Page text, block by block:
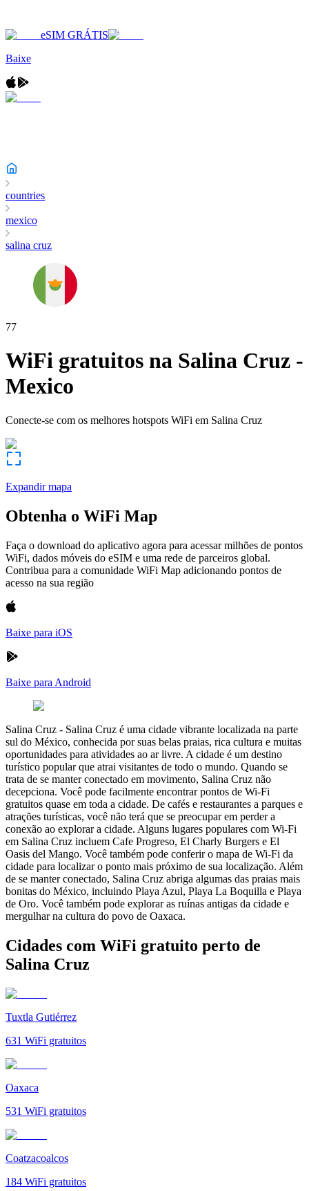
eSIM GRÁTIS
Baixe
countries
mexico
salina cruz
77
WiFi gratuitos na Salina Cruz -
Mexico
Conecte-se com os melhores hotspots WiFi em Salina Cruz
Expandir mapa
Obtenha o WiFi Map
Faça o download do aplicativo agora para acessar milhões de pontos
WiFi, dados móveis do eSIM e uma rede de parceiros global.
Contribua para a comunidade WiFi Map adicionando pontos de
acesso na sua região
Baixe para iOS
Baixe para Android
Salina Cruz - Salina Cruz é uma cidade vibrante localizada na parte
sul do México, conhecida por suas belas praias, rica cultura e muitas
oportunidades para atividades ao ar livre. A cidade é um destino
turístico popular que atrai visitantes de todo o mundo. Quando se
trata de se manter conectado em movimento, Salina Cruz não
decepciona. Você pode facilmente encontrar pontos de Wi-Fi
gratuitos quase em toda a cidade. De cafés e restaurantes a parques e
atrações turísticas, você não terá que se preocupar em perder a
conexão ao explorar a cidade. Alguns lugares populares com Wi-Fi
em Salina Cruz incluem Cafe Progreso, El Charly Burgers e El
Oasis del Mango. Você também pode conferir o mapa de Wi-Fi da
cidade para localizar o ponto mais próximo de sua localização. Além
de se manter conectado, Salina Cruz abriga algumas das praias mais
bonitas do México, incluindo Playa Azul, Playa La Boquilla e Playa
de Oro. Você também pode explorar as ruínas antigas da cidade e
mergulhar na cultura do povo de Oaxaca.
Cidades com WiFi gratuito perto de
Salina Cruz
Tuxtla Gutiérrez
631 WiFi gratuitos
Oaxaca
531 WiFi gratuitos
Coatzacoalcos
184 WiFi gratuitos